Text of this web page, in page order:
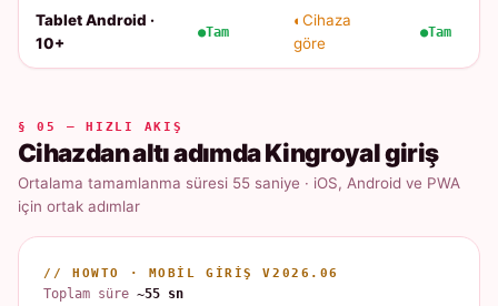
Tablet Android ·
10+
Tam
Cihaza
göre
Tam
§ 05 — HIZLI AKIŞ
Cihazdan altı adımda Kingroyal giriş
Ortalama tamamlanma süresi 55 saniye · iOS, Android ve PWA
için ortak adımlar
// HOWTO · MOBIL GIRIŞ V2026.06
Toplam süre~55 sn